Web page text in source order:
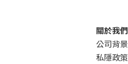
關於我們
公司背景
私隱政策